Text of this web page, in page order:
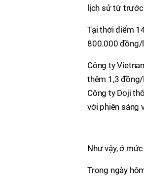
lịch sử từ
Tại thời điểm
800.000 đồng/
Công ty
thêm 1,3
Công ty Doji
với phiên sáng
Như vậy, ở
Trong ngày